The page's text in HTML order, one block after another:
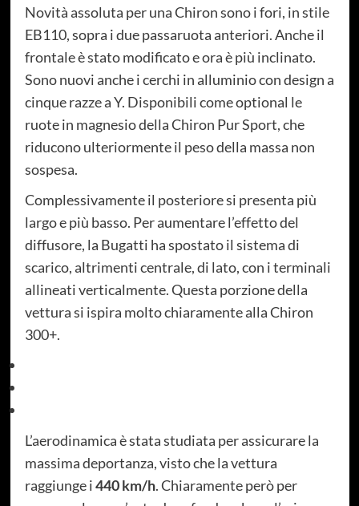
Novità assoluta per una Chiron sono i fori, in stile
EB110, sopra i due passaruota anteriori. Anche il
frontale è stato modificato e ora è più inclinato.
Sono nuovi anche i cerchi in alluminio con design a
cinque razze a Y. Disponibili come optional le
ruote in magnesio della Chiron Pur Sport, che
riducono ulteriormente il peso della massa non
sospesa.
Complessivamente il posteriore si presenta più
largo e più basso. Per aumentare l’effetto del
diffusore, la Bugatti ha spostato il sistema di
scarico, altrimenti centrale, di lato, con i terminali
allineati verticalmente. Questa porzione della
vettura si ispira molto chiaramente alla Chiron
300+.
L’aerodinamica è stata studiata per assicurare la
massima deportanza, visto che la vettura
raggiunge i440 km/h. Chiaramente però per